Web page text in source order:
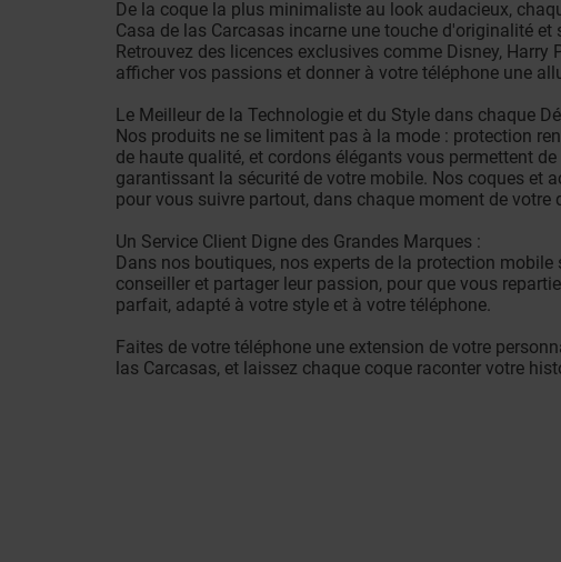
De la coque la plus minimaliste au look audacieux,
Casa de las Carcasas incarne une touche d'originalité et
Retrouvez des licences exclusives comme Disney, Harry
afficher vos passions et donner à votre téléphone une
Le Meilleur de la Technologie et du Style dans chaque
Nos produits ne se limitent pas à la mode : protection
de haute qualité, et cordons élégants vous permettent
garantissant la sécurité de votre mobile. Nos coques et
pour vous suivre partout, dans chaque moment de votre
Un Service Client Digne des Grandes Marques :
Dans nos boutiques, nos experts de la protection mobile
conseiller et partager leur passion, pour que vous
parfait, adapté à votre style et à votre téléphone.
Faites de votre téléphone une extension de votre
las Carcasas, et laissez chaque coque raconter votre